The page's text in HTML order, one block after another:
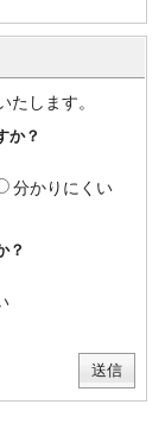
します。
か？
分かりにくい
？